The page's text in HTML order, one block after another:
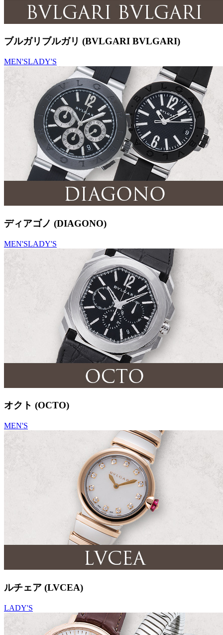
ブルガリブルガリ (BVLGARI BVLGARI)
MEN'SLADY'S
ディアゴノ (DIAGONO)
MEN'SLADY'S
オクト (OCTO)
MEN'S
ルチェア (LVCEA)
LADY'S